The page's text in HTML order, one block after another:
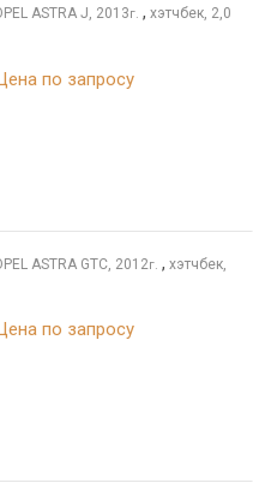
ASTRA J, 2013г. , хэтчбек, 2,0
по запросу
ASTRA GTC, 2012г. , хэтчбек,
по запросу